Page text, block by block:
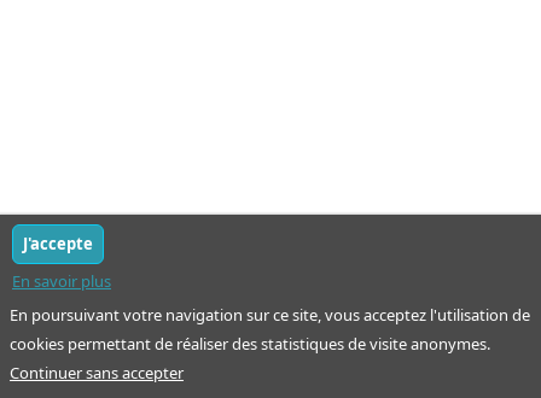
En poursuivant votre navigation sur ce site, vous acceptez l'utilisation de
cookies permettant de réaliser des statistiques de visite anonymes.
En savoir plus
J'accepte
Continuer sans accepter